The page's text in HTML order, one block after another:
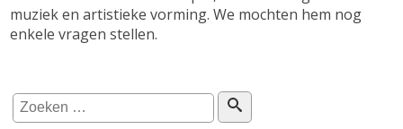
muziek en artistieke vorming. We mochten hem nog
enkele vragen stellen.